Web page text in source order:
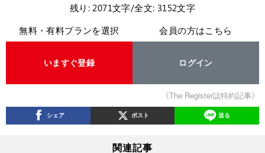
残り: 2071文字/全文: 3152文字
無料・有料プランを選択
いますぐ登録
会員の方はこちら
ログイン
《The Register誌特約記事》
シェア ポスト 送る
関連記事